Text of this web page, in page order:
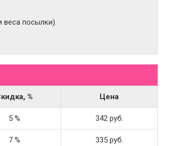
посылки).
% Цена
5 % 342 руб.
7 % 335 руб.